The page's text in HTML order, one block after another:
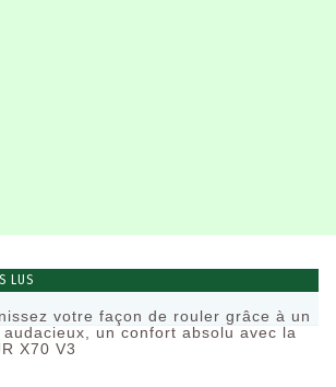
LUS
votre façon de rouler grâce à un
audacieux, un confort absolu avec la
X70 V3